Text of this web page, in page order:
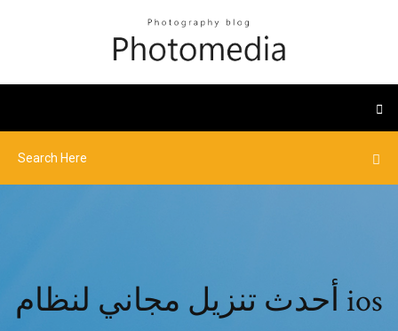
أحدث تنزيل مجاني لنظام ios